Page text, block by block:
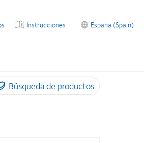
España (Spain)
Instrucciones
Búsqueda de productos